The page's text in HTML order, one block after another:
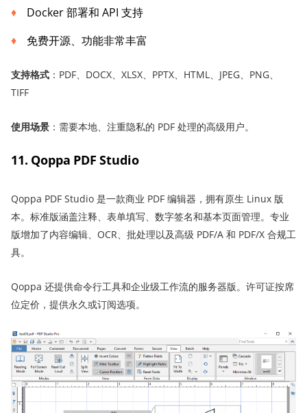
Docker 部署和 API 支持
免费开源、功能非常丰富
支持格式 ：PDF、DOCX、XLSX、PPTX、HTML、JPEG、PNG、
TIFF
使用场景 ：需要本地、注重隐私的 PDF 处理的高级用户。
11. Qoppa PDF Studio
Qoppa PDF Studio 是一款商业 PDF 编辑器，拥有原生 Linux 版
本。标准版涵盖注释、表单填写、数字签名和基本页面管理。专业
版增加了内容编辑、OCR、批处理以及高级 PDF/A 和 PDF/X 合规工
具。
Qoppa 还提供命令行工具和企业级工作流的服务器版。许可证按席
位定价，提供永久或订阅选项。